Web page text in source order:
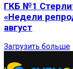
ГКБ №1
«Недели
август
Загрузить больше